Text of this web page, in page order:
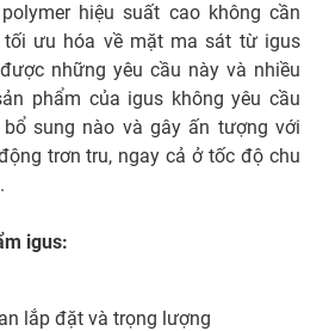
hiệu suất cao không cần
ưu hóa về mặt ma sát từ igus
những yêu cầu này và nhiều
phẩm của igus không yêu cầu
sung nào và gây ấn tượng với
trơn tru, ngay cả ở tốc độ chu
igus:
lắp đặt và trọng lượng